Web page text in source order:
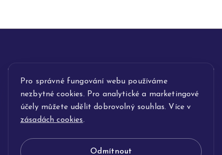
Pro správné fungování webu používáme
nezbytné cookies. Pro analytické a marketingové
účely můžete udělit dobrovolný souhlas. Více v
zásadách cookies.
Odmítnout
INFORMACE
POPIS SLUŽEB